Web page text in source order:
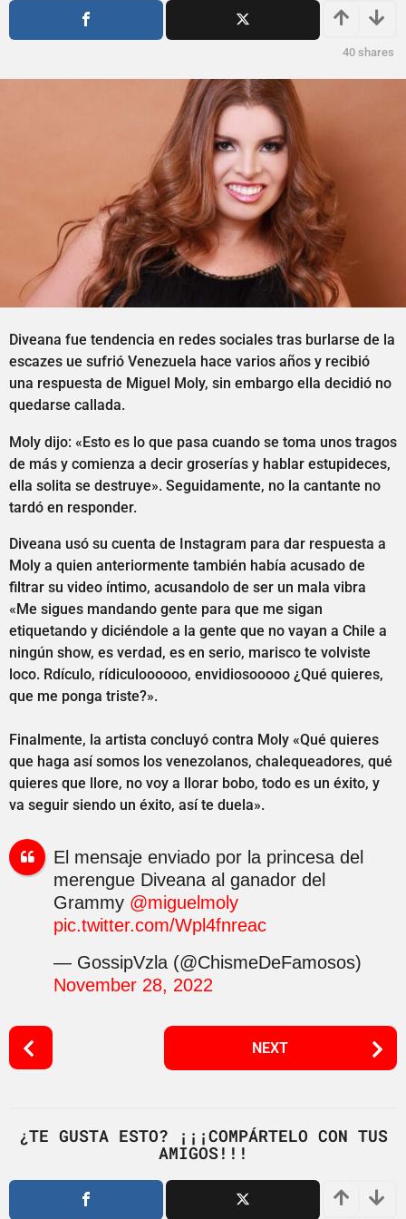
ñ
40 shares
Diveana fue tendencia en redes sociales tras burlarse de la
escazes ue sufrió Venezuela hace varios años y recibió
una respuesta de Miguel Moly, sin embargo ella decidió no
quedarse callada.
Moly dijo: «Esto es lo que pasa cuando se toma unos tragos
de más y comienza a decir groserías y hablar estupideces,
ella solita se destruye». Seguidamente, no la cantante no
tardó en responder.
Diveana usó su cuenta de Instagram para dar respuesta a
Moly a quien anteriormente también había acusado de
filtrar su video íntimo, acusandolo de ser un mala vibra
«Me sigues mandando gente para que me sigan
etiquetando y diciéndole a la gente que no vayan a Chile a
ningún show, es verdad, es en serio, marisco te volviste
loco. Rdículo, rídiculoooooo, envidiosooooo ¿Qué quieres,
que me ponga triste?».
Finalmente, la artista concluyó contra Moly «Qué quieres
que haga así somos los venezolanos, chalequeadores, qué
quieres que llore, no voy a llorar bobo, todo es un éxito, y
va seguir siendo un éxito, así te duela».
El mensaje enviado por la princesa del
merengue Diveana al ganador del
Grammy @miguelmoly
pic.twitter.com/Wpl4fnreac
— GossipVzla (@ChismeDeFamosos)
November 28, 2022
P
o
g
NEXT
¿TE GUSTA ESTO? ¡¡¡COMPÁRTELO CON TUS
AMIGOS!!!